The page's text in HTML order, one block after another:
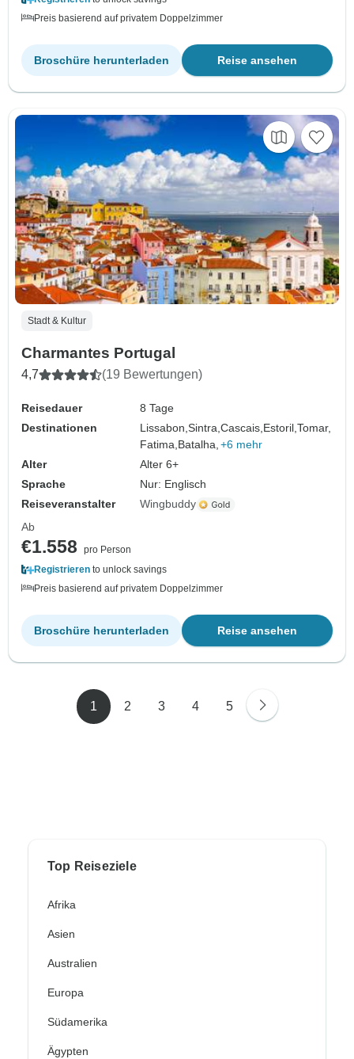
Preis basierend auf privatem Doppelzimmer
Reise ansehen
Broschüre herunterladen
Stadt & Kultur
Charmantes Portugal
4,7 (19 Bewertungen)
Reisedauer
8 Tage
Destinationen
Lissabon,Sintra,Cascais,Estoril,Tomar,
Fatima,Batalha, +6 mehr
Alter
Alter 6+
Sprache
Nur: Englisch
Reiseveranstalter
Wingbuddy
Ab
€1.558
pro Person
Registrieren to unlock savings
Preis basierend auf privatem Doppelzimmer
Reise ansehen
Broschüre herunterladen
1 2 3 4 5
Top Reiseziele
Afrika
Asien
Australien
Europa
Südamerika
Ägypten